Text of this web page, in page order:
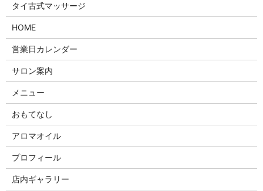
タイ古式マッサージ
HOME
営業日カレンダー
サロン案内
メニュー
おもてなし
アロマオイル
プロフィール
店内ギャラリー